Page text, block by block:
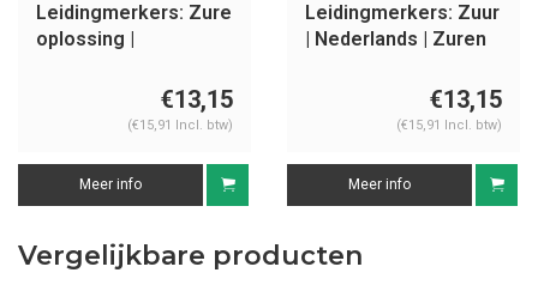
Leidingmerkers: Zure
oplossing |
€13,15
(€15,91 Incl. btw)
Meer info
Leidingmerkers: Zuur
| Nederlands | Zuren
€13,15
(€15,91 Incl. btw)
Meer info
Vergelijkbare producten